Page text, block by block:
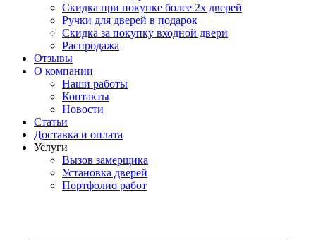
Скидка при покупке более 2х дверей
Ручки для дверей в подарок
Скидка за покупку входной двери
Распродажа
Отзывы
О компании
Наши работы
Контакты
Новости
Статьи
Доставка и оплата
Услуги
Вызов замерщика
Установка дверей
Портфолио работ